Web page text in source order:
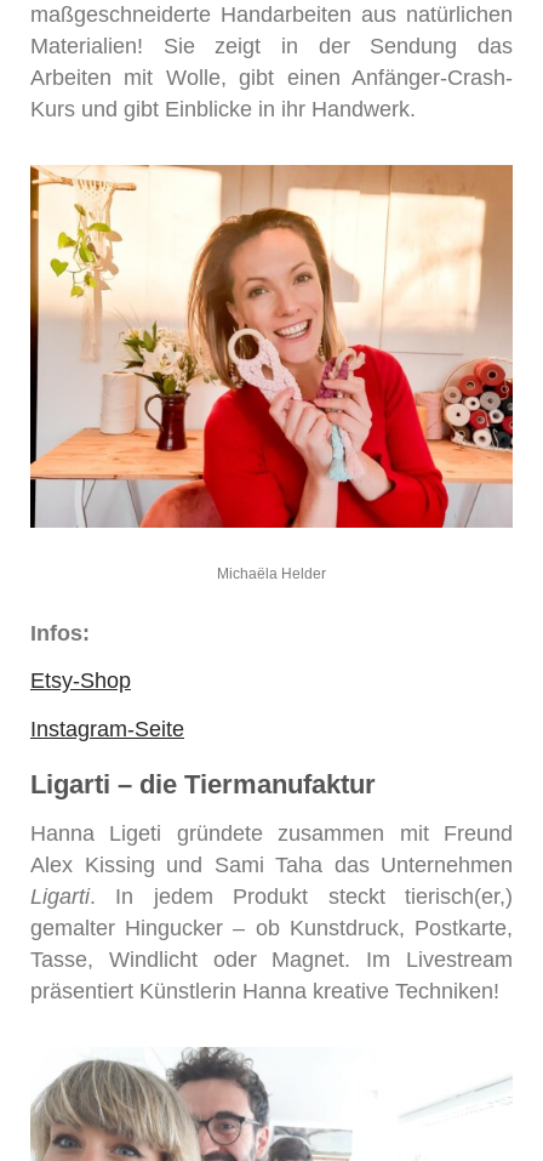
maßgeschneiderte Handarbeiten aus natürlichen
Materialien! Sie zeigt in der Sendung das
Arbeiten mit Wolle, gibt einen Anfänger-Crash-
Kurs und gibt Einblicke in ihr Handwerk.
Michaëla Helder
Infos:
Etsy-Shop
Instagram-Seite
Ligarti – die Tiermanufaktur
Hanna Ligeti gründete zusammen mit Freund
Alex Kissing und Sami Taha das Unternehmen
Ligarti. In jedem Produkt steckt tierisch(er,)
gemalter Hingucker – ob Kunstdruck, Postkarte,
Tasse, Windlicht oder Magnet. Im Livestream
präsentiert Künstlerin Hanna kreative Techniken!